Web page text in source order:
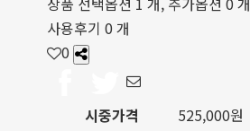
사용후기 0 개
0
시중가격
525,000원